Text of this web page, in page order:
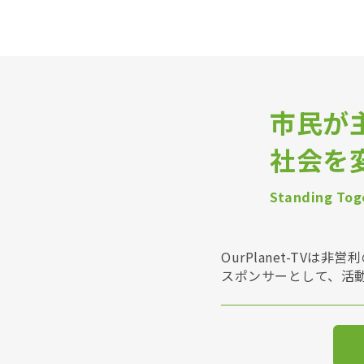
市民が
社会を
Standing
OurPlanet-TVは非営利
スポンサーとして、活